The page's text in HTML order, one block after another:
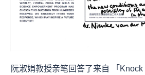
阮淑娟教授亲笔回答了来自 「